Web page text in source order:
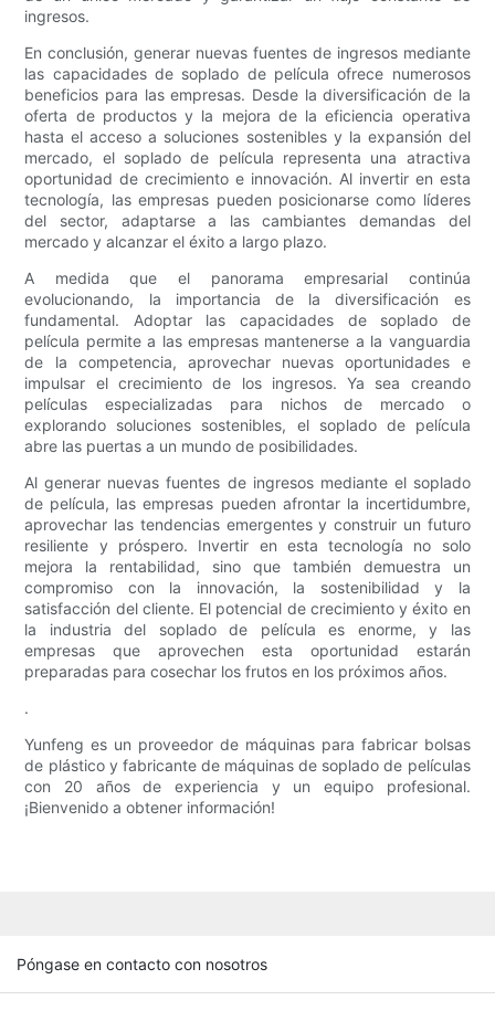
ingresos.
En conclusión, generar nuevas fuentes de ingresos mediante
las capacidades de soplado de película ofrece numerosos
beneficios para las empresas. Desde la diversificación de la
oferta de productos y la mejora de la eficiencia operativa
hasta el acceso a soluciones sostenibles y la expansión del
mercado, el soplado de película representa una atractiva
oportunidad de crecimiento e innovación. Al invertir en esta
tecnología, las empresas pueden posicionarse como líderes
del sector, adaptarse a las cambiantes demandas del
mercado y alcanzar el éxito a largo plazo.
A medida que el panorama empresarial continúa
evolucionando, la importancia de la diversificación es
fundamental. Adoptar las capacidades de soplado de
película permite a las empresas mantenerse a la vanguardia
de la competencia, aprovechar nuevas oportunidades e
impulsar el crecimiento de los ingresos. Ya sea creando
películas especializadas para nichos de mercado o
explorando soluciones sostenibles, el soplado de película
abre las puertas a un mundo de posibilidades.
Al generar nuevas fuentes de ingresos mediante el soplado
de película, las empresas pueden afrontar la incertidumbre,
aprovechar las tendencias emergentes y construir un futuro
resiliente y próspero. Invertir en esta tecnología no solo
mejora la rentabilidad, sino que también demuestra un
compromiso con la innovación, la sostenibilidad y la
satisfacción del cliente. El potencial de crecimiento y éxito en
la industria del soplado de película es enorme, y las
empresas que aprovechen esta oportunidad estarán
preparadas para cosechar los frutos en los próximos años.
.
Yunfeng es un proveedor de máquinas para fabricar bolsas
de plástico y fabricante de máquinas de soplado de películas
con 20 años de experiencia y un equipo profesional.
¡Bienvenido a obtener información!
Póngase en contacto con nosotros